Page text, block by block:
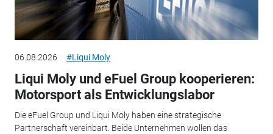
06.08.2026 #Liqui Moly
Liqui Moly und eFuel Group kooperieren:
Motorsport als Entwicklungslabor
Die eFuel Group und Liqui Moly haben eine strategische
Partnerschaft vereinbart. Beide Unternehmen wollen das